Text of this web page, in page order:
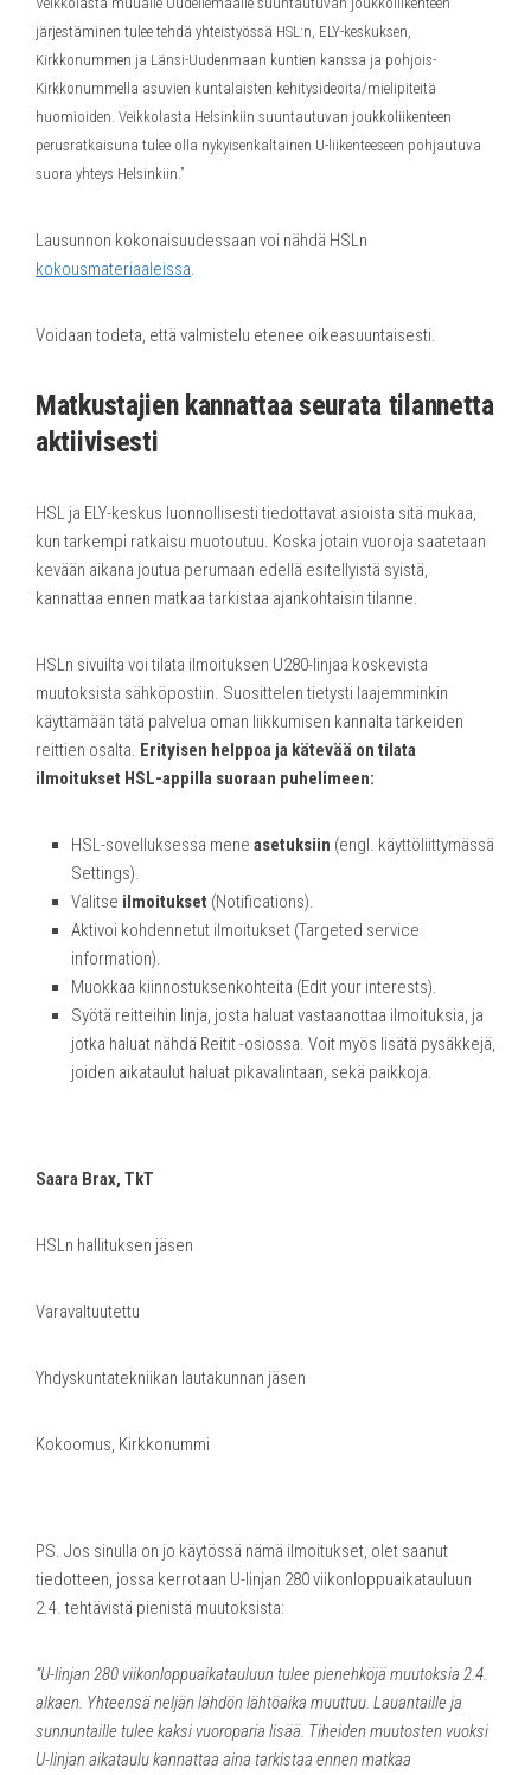
järjestäminen tulee tehdä yhteistyössä HSL:n, ELY-keskuksen,
Kirkkonummen ja Länsi-Uudenmaan kuntien kanssa ja pohjois-
Kirkkonummella asuvien kuntalaisten kehitysideoita/mielipiteitä
huomioiden. Veikkolasta Helsinkiin suuntautuvan joukkoliikenteen
perusratkaisuna tulee olla nykyisenkaltainen U-liikenteeseen pohjautuva
suora yhteys Helsinkiin.”
Lausunnon kokonaisuudessaan voi nähdä HSLn
kokousmateriaaleissa.
Voidaan todeta, että valmistelu etenee oikeasuuntaisesti.
Matkustajien kannattaa seurata tilannetta
aktiivisesti
HSL ja ELY-keskus luonnollisesti tiedottavat asioista sitä mukaa,
kun tarkempi ratkaisu muotoutuu. Koska jotain vuoroja saatetaan
kevään aikana joutua perumaan edellä esitellyistä syistä,
kannattaa ennen matkaa tarkistaa ajankohtaisin tilanne.
HSLn sivuilta voi tilata ilmoituksen U280-linjaa koskevista
muutoksista sähköpostiin. Suosittelen tietysti laajemminkin
käyttämään tätä palvelua oman liikkumisen kannalta tärkeiden
reittien osalta. Erityisen helppoa ja kätevää on tilata
ilmoitukset HSL-appilla suoraan puhelimeen:
HSL-sovelluksessa mene asetuksiin (engl. käyttöliittymässä
Settings).
Valitse ilmoitukset (Notifications).
Aktivoi kohdennetut ilmoitukset (Targeted service
information).
Muokkaa kiinnostuksenkohteita (Edit your interests).
Syötä reitteihin linja, josta haluat vastaanottaa ilmoituksia, ja
jotka haluat nähdä Reitit -osiossa. Voit myös lisätä pysäkkejä,
joiden aikataulut haluat pikavalintaan, sekä paikkoja.
Saara Brax, TkT
HSLn hallituksen jäsen
Varavaltuutettu
Yhdyskuntatekniikan lautakunnan jäsen
Kokoomus, Kirkkonummi
PS. Jos sinulla on jo käytössä nämä ilmoitukset, olet saanut
tiedotteen, jossa kerrotaan U-linjan 280 viikonloppuaikatauluun
2.4. tehtävistä pienistä muutoksista:
”U-linjan 280 viikonloppuaikatauluun tulee pienehköjä muutoksia 2.4.
alkaen. Yhteensä neljän lähdön lähtöaika muuttuu. Lauantaille ja
sunnuntaille tulee kaksi vuoroparia lisää. Tiheiden muutosten vuoksi
U-linjan aikataulu kannattaa aina tarkistaa ennen matkaa